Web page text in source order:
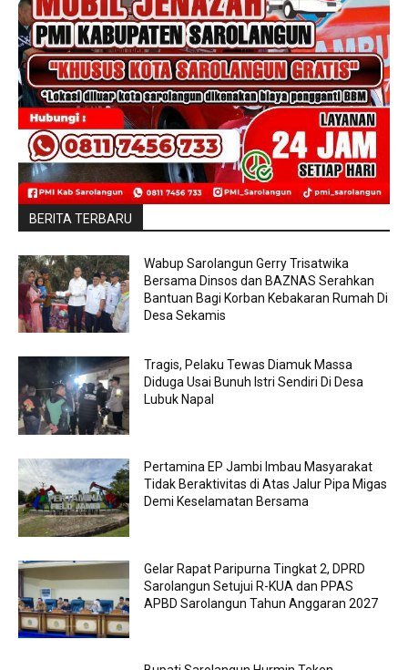
BERITA TERBARU
Wabup Sarolangun Gerry Trisatwika
Bersama Dinsos dan BAZNAS Serahkan
Bantuan Bagi Korban Kebakaran Rumah Di
Desa Sekamis
Tragis, Pelaku Tewas Diamuk Massa
Diduga Usai Bunuh Istri Sendiri Di Desa
Lubuk Napal
Pertamina EP Jambi Imbau Masyarakat
Tidak Beraktivitas di Atas Jalur Pipa Migas
Demi Keselamatan Bersama
Gelar Rapat Paripurna Tingkat 2, DPRD
Sarolangun Setujui R-KUA dan PPAS
APBD Sarolangun Tahun Anggaran 2027